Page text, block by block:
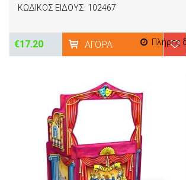
ΚΩΔΙΚΟΣ ΕΙΔΟΥΣ: 102467
€17.20 ΑΓΟΡΆ Πλήρης